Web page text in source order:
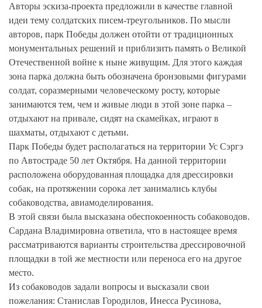
Авторы эскиза-проекта предложили в качестве главной
идеи тему солдатских писем-треугольников. По мысли
авторов, парк Победы должен отойти от традиционных
монументальных решений и приблизить память о Великой
Отечественной войне к ныне живущим. Для этого каждая
зона парка должна быть обозначена бронзовыми фигурами
солдат, соразмерными человеческому росту, которые
занимаются тем, чем и живые люди в этой зоне парка –
отдыхают на привале, сидят на скамейках, играют в
шахматы, отдыхают с детьми.
Парк Победы будет располагаться на территории Ус Сэргэ
по Автостраде 50 лет Октября. На данной территории
расположена оборудованная площадка для дрессировки
собак, на протяжении сорока лет занимались клубы
собаководства, авиамоделирования.
В этой связи была высказана обеспокоенность собаководов.
Сардана Владимировна ответила, что в настоящее время
рассматриваются варианты строительства дрессировочной
площадки в той же местности или переноса его на другое
место.
Из собаководов задали вопросы и высказали свои
пожелания: Станислав Городилов, Инесса Русинова,